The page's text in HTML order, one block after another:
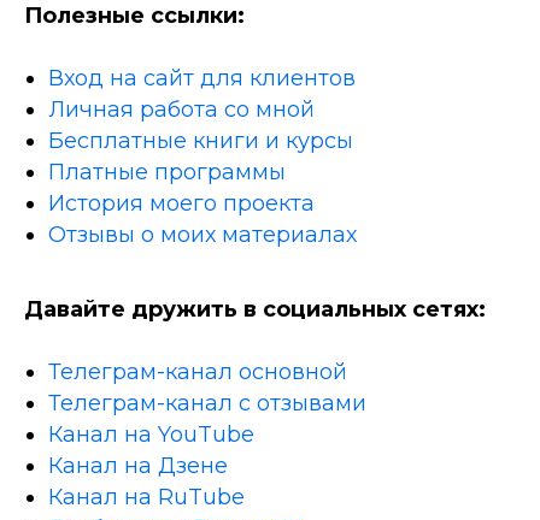
Полезные ссылки:
Вход на сайт для клиентов
Личная работа со мной
Бесплатные книги и курсы
Платные программы
История моего проекта
Отзывы о моих материалах
Давайте дружить в социальных сетях:
Телеграм-канал основной
Телеграм-канал с отзывами
Канал на YouTube
Канал на Дзене
Канал на RuTube